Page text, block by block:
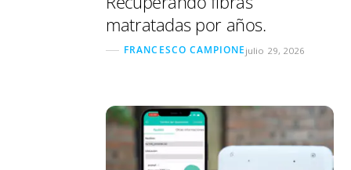
matratadas por años.
FRANCESCO CAMPIONE julio 29, 2026